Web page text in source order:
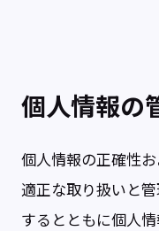
個人情報の
個人情報の正確性
適正な取り扱いと
するとともに個人